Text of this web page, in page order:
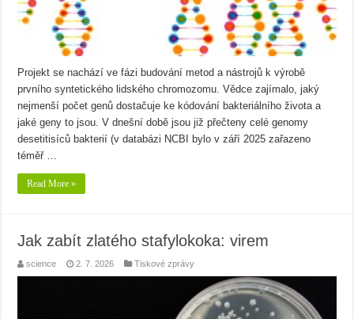
Projekt se nachází ve fázi budování metod a nástrojů k výrobě
prvního syntetického lidského chromozomu. Vědce zajímalo, jaký
nejmenší počet genů dostačuje ke kódování bakteriálního života a
jaké geny to jsou. V dnešní době jsou již přečteny celé genomy
desetitisíců bakterií (v databázi NCBI bylo v září 2025 zařazeno
téměř …
Read More »
Jak zabít zlatého stafylokoka: virem
science 2. 7. 2026 Tiskové zprávy